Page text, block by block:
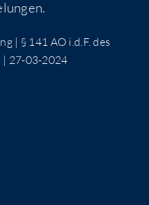
| § 141 AO i.d.F. des
| 27-03-2024